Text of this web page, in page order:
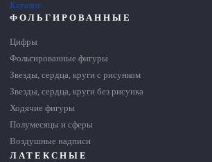
Каталог
ФОЛЬГИРОВАННЫЕ
Цифры
Фольгированные фигуры
Звезды, сердца, круги с рисунком
Звезды, сердца, круги без рисунка
Ходячие фигуры
Полумесяцы и сферы
Воздушные надписи
ЛАТЕКСНЫЕ